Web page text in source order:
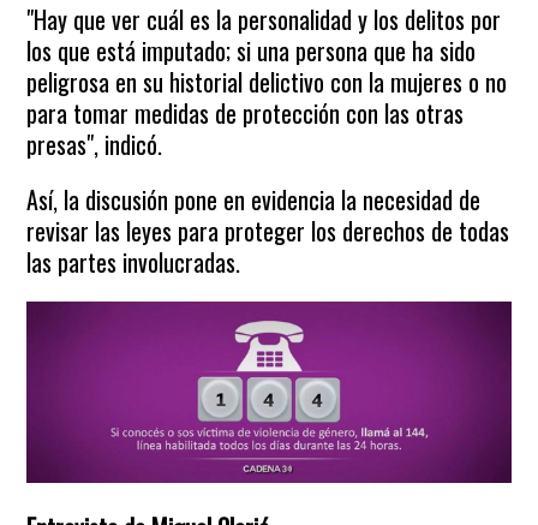
"Hay que ver cuál es la personalidad y los delitos por
los que está imputado; si una persona que ha sido
peligrosa en su historial delictivo con la mujeres o no
para tomar medidas de protección con las otras
presas", indicó.
Así, la discusión pone en evidencia la necesidad de
revisar las leyes para proteger los derechos de todas
las partes involucradas.